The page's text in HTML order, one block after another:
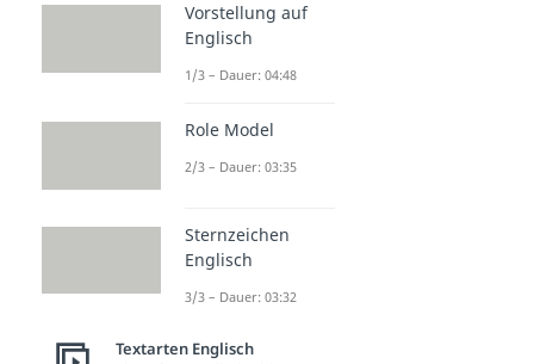
Vorstellung auf
Englisch
1/3 – Dauer: 04:48
Role Model
2/3 – Dauer: 03:35
Sternzeichen
Englisch
3/3 – Dauer: 03:32
Textarten Englisch